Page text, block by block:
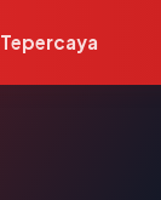
Tepercaya